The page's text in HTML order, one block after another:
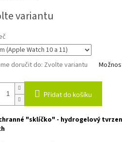
variantu
doručit do: Zvolte variantu
Přidat do košíku
"sklíčko" - hydrogelový